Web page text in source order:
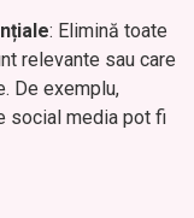
: Elimină toate
relevante sau care
De exemplu,
social media pot fi